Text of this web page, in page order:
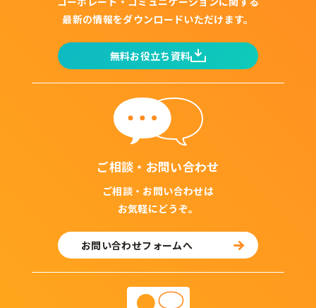
最新の情報をダウンロードいただけます。
無料お役立ち資料
ご相談・お問い合わせ
ご相談・お問い合わせは
お気軽にどうぞ。
お問い合わせフォームへ